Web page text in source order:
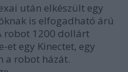
után elkészült egy
is elfogadható árú
robot 1200 dollárt
et egy Kinectet, egy
a robot házát.